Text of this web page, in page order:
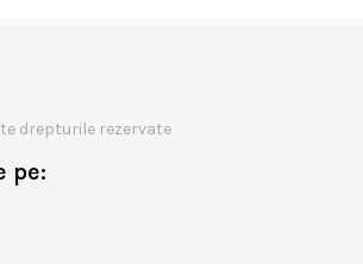
drepturile rezervate
pe: